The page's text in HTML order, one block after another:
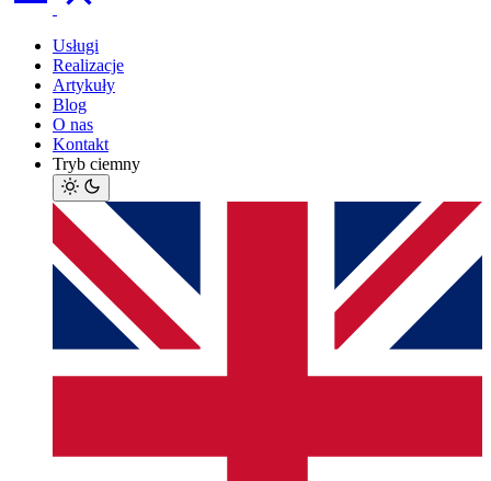
Usługi
Realizacje
Artykuły
Blog
O nas
Kontakt
Tryb ciemny